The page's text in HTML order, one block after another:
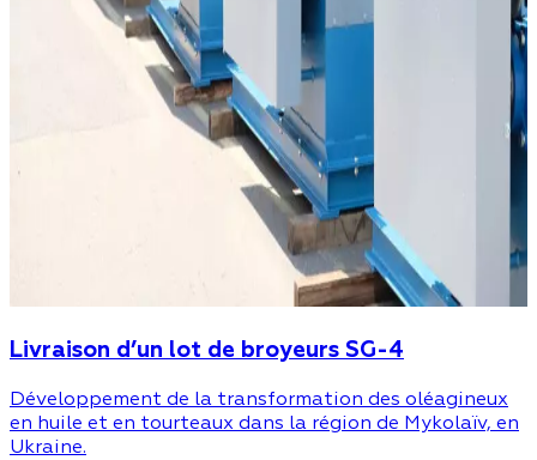
Livraison d’un lot de broyeurs SG-4
Développement de la transformation des oléagineux
en huile et en tourteaux dans la région de Mykolaïv, en
Ukraine.